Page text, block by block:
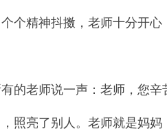
个精神抖擞，老师十分开心
的老师说一声：老师，您辛
照亮了别人。老师就是妈